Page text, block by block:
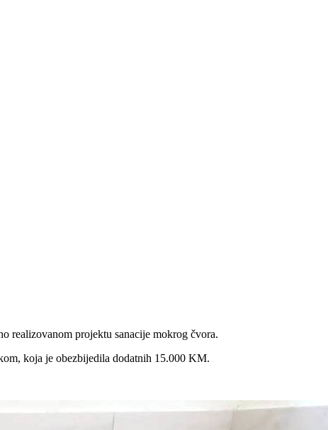
realizovanom projektu sanacije mokrog čvora.
koja je obezbijedila dodatnih 15.000 KM.